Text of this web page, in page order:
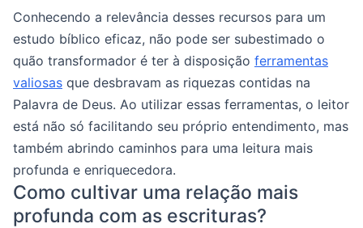
Conhecendo a relevância desses recursos para um
estudo bíblico eficaz, não pode ser subestimado o
quão transformador é ter à disposição ferramentas
valiosas que desbravam as riquezas contidas na
Palavra de Deus. Ao utilizar essas ferramentas, o leitor
está não só facilitando seu próprio entendimento, mas
também abrindo caminhos para uma leitura mais
profunda e enriquecedora.
Como cultivar uma relação mais
profunda com as escrituras?